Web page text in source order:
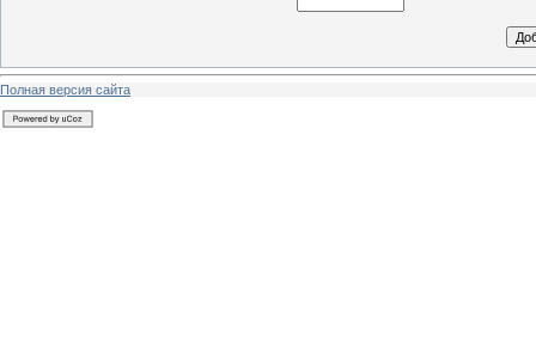
Полная версия сайта